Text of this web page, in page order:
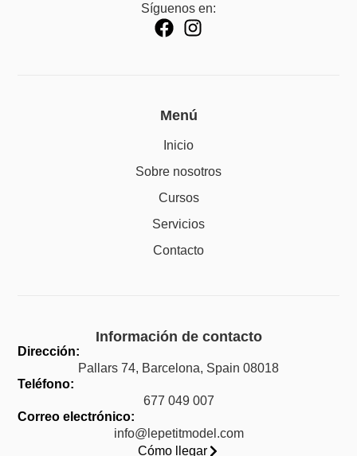
Síguenos en:
Menú
Inicio
Sobre nosotros
Cursos
Servicios
Contacto
Información de contacto
Dirección:
Pallars 74, Barcelona, Spain 08018
Teléfono:
677 049 007
Correo electrónico:
info@lepetitmodel.com
Cómo llegar